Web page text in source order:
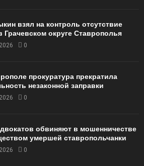
взял на контроль отсутствие
Грачевском округе Ставрополья
0
прокуратура прекратила
незаконной заправки
0
обвиняют в мошенничестве
умершей ставропольчанки
0